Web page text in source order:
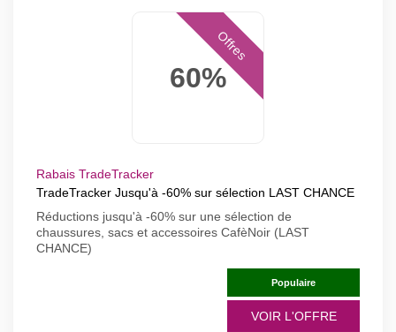
60%
Offres
Rabais TradeTracker
TradeTracker Jusqu'à -60% sur sélection LAST CHANCE
Réductions jusqu'à -60% sur une sélection de
chaussures, sacs et accessoires CafèNoir (LAST
CHANCE)
Populaire
VOIR L'OFFRE